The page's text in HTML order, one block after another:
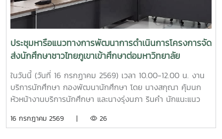
ให้แก่นักศึกษารายใหม่ ประจำปีการศึกษา 2569 จำนวน 5 ทุน
คือมหาวิทยาลัยแม่โจ้ - เชียงใหม่ จำนวน 3 ทุนมหาวิทยาลัยแม่โจ้
– แพร่ เฉลิมพระเกียรติ จำนวน 1 ทุนและมหาวิทยาลัยแม่โจ้ -
ชุมพร จำนวน 1 ทุนคุณสมบัติของผู้สมัครขอรับทุนการศึกษา1.
เป็นนักศึกษาระดับปริญญาตรีทุกชั้นปี ที่ลงทะเบียนเรียนภาค
เรียนที่ 1 ในปีการศึกษา 25692. เป็นนักศึกษาขาดแคลนทุน
ทรัพย์ในการศึกษา เป็นนักศึกษาที่มีความประพฤติ เรียบร้อย และ
ไม่เคยถูกลงโทษทางวินัยนักศึกษา3. ไม่เป็นนักศึกษาที่เป็น
ข้าราชการ พนักงานของรัฐ หรือพนักงานรัฐวิสาหกิจ4.
คะแนนเฉลี่ยสะสม (GPAX) รวมทุกรายวิชาเกรดเฉลี่ย 2.00 ขึ้นไป
ประชุมหารือแนวทางการพัฒนาการดำเนินการโครงการจัด
ส่งนักศึกษาชาวไทยภูเขาเข้าศึกษาต่อมหาวิทยาลัย
ในวันนี้ (วันที่ 16 กรกฏาคม 2569) เวลา 10.00-12.00 น. งาน
บริการนักศึกษา กองพัฒนานักศึกษา โดย นางสกุณา คุ้มนก
หัวหน้างานบริการนักศึกษา และนางรุ่งนภา รินคำ นักแนะแนว
หน้าที่กรมการปกครอง นำโดย คุณณัฏฐวรรธน์ ตรีณาวงษ์,
16 กรกฎาคม 2569 | 26